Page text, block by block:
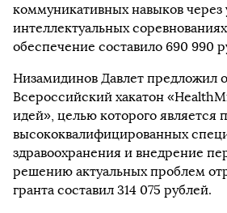
коммуникативных навыков через
интеллектуальных
обеспечение составило 690 990
Низамидинов Давлет предложил
Всероссийский хакатон
идей», целью которого является
высококвалифицированных
здравоохранения и внедрение
решению актуальных проблем
гранта составил 314 075 рублей.